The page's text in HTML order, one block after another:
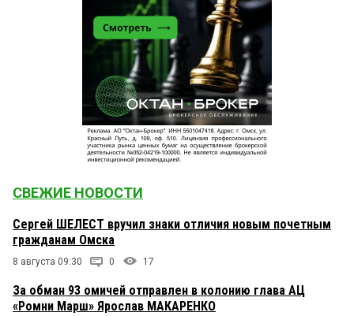
СВЕЖИЕ НОВОСТИ
Сергей ШЕЛЕСТ вручил знаки отличия новым почетным
гражданам Омска
8 августа 09:30 0 17
За обман 93 омичей отправлен в колонию глава АЦ
«Ромни Марш» Ярослав МАКАРЕНКО